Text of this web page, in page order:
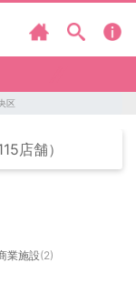
区
店舗）
業施設(2)